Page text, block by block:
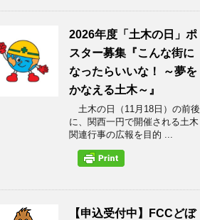
2026年度「土木の日」ポ
スター募集『こんな街に
なったらいいな！ ～夢を
かなえる土木～』
土木の日（11月18日）の前後
に、関西一円で開催される土木
関連行事の広報を目的 ...
【申込受付中】FCCどぼ